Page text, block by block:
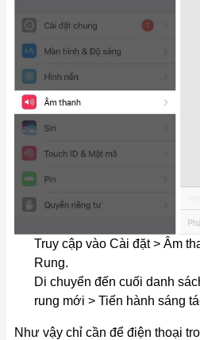
Truy cập vào Cài đặt > Âm
Rung.
Di chuyển đến cuối danh
rung mới > Tiến hành sáng
Như vậy chỉ cần để điện thoại